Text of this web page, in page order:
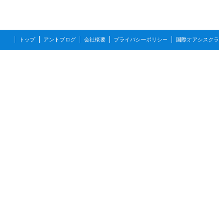
トップ アントブログ 会社概要 プライバシーポリシー 国際オアシスク